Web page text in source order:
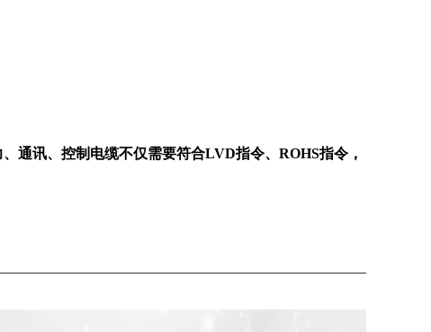
通讯、控制电缆不仅需要符合LVD指令、ROHS指令，